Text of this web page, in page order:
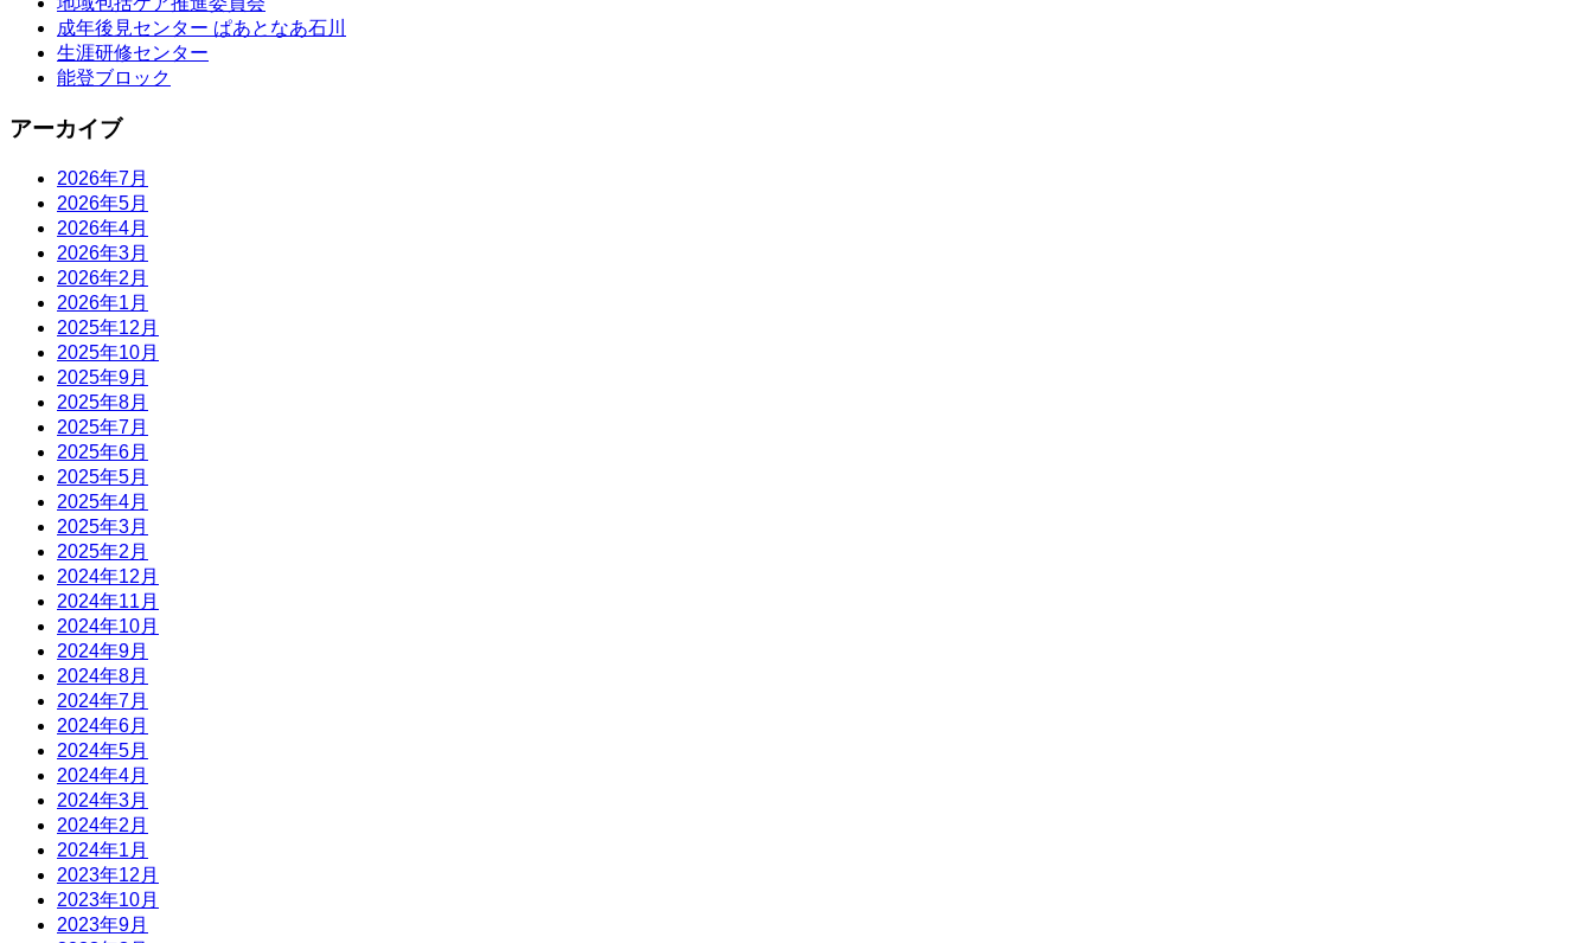
成年後見センター ぱあとなあ石川
生涯研修センター
能登ブロック
アーカイブ
2026年7月
2026年5月
2026年4月
2026年3月
2026年2月
2026年1月
2025年12月
2025年10月
2025年9月
2025年8月
2025年7月
2025年6月
2025年5月
2025年4月
2025年3月
2025年2月
2024年12月
2024年11月
2024年10月
2024年9月
2024年8月
2024年7月
2024年6月
2024年5月
2024年4月
2024年3月
2024年2月
2024年1月
2023年12月
2023年10月
2023年9月